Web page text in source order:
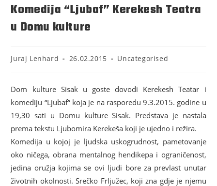
Komedija “Ljubaf” Kerekesh Teatra
u Domu kulture
Juraj Lenhard 26.02.2015 Uncategorised
Dom kulture Sisak u goste dovodi Kerekesh Teatar i
komediju “Ljubaf” koja je na rasporedu 9.3.2015. godine u
19,30 sati u Domu kulture Sisak. Predstava je nastala
prema tekstu Ljubomira Kerekeša koji je ujedno i režira.
Komedija u kojoj je ljudska uskogrudnost, pametovanje
oko ničega, obrana mentalnog hendikepa i ograničenost,
jedina oružja kojima se ovi ljudi bore za prevlast unutar
životnih okolnosti. Srečko Frljužec, koji zna gdje je njemu